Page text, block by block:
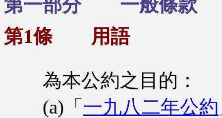
第一部分 一般條款
第1條 用語
為本公約之目的：
(a)「 一九八二年公約